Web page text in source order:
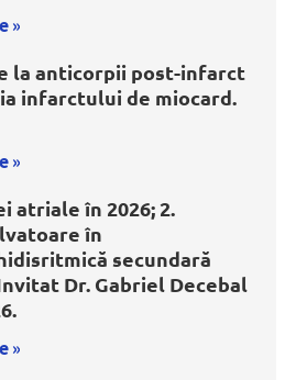
»
la anticorpii post-infarct
infarctului de miocard.
»
atriale în 2026; 2.
în
secundară
Dr. Gabriel Decebal
»